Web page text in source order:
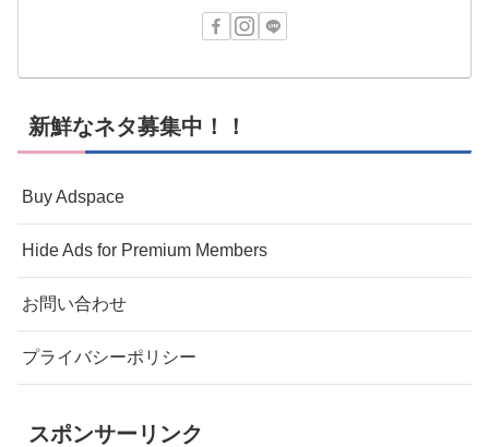
新鮮なネタ募集中！！
Buy Adspace
Hide Ads for Premium Members
お問い合わせ
プライバシーポリシー
スポンサーリンク